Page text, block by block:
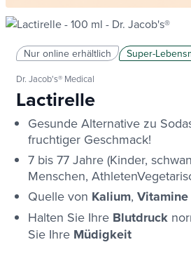
de/2-
de/2-
Nur online erhältlich Super-
Dr. Jacob's® Medical
Lactirelle
Gesunde Alternative zu
fruchtiger Geschmack!
7 bis 77 Jahre (Kinder,
Menschen, Athleten
Quelle von Kalium, Vitamine
Halten Sie Ihre Blutdruck
Sie Ihre Müdigkeit